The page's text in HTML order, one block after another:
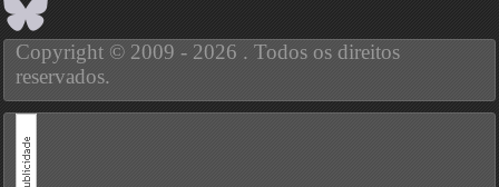
Copyright © 2009 - 2026 . Todos os direitos
reservados.